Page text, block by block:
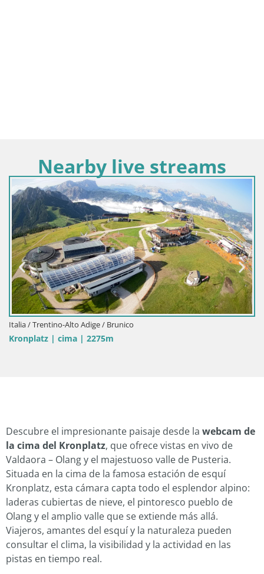
Nearby live streams
Italia / Trentino-Alto Adige / Rio Pusteria-Mühlbach
Hotel Masl | Rio Pusteria | Valles
Descubre el impresionante paisaje desde la webcam de
la cima del Kronplatz, que ofrece vistas en vivo de
Valdaora – Olang y el majestuoso valle de Pusteria.
Situada en la cima de la famosa estación de esquí
Kronplatz, esta cámara capta todo el esplendor alpino:
laderas cubiertas de nieve, el pintoresco pueblo de
Olang y el amplio valle que se extiende más allá.
Viajeros, amantes del esquí y la naturaleza pueden
consultar el clima, la visibilidad y la actividad en las
pistas en tiempo real.